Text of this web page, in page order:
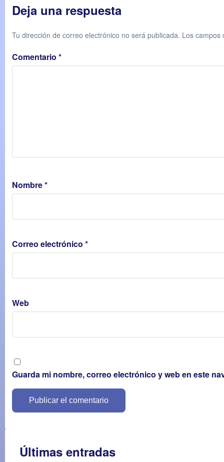
Deja una respuesta
Tu dirección de correo electrónico no será publicada. Los campos
Comentario *
Nombre*
Correo electrónico *
Web
Guarda mi nombre, correo electrónico y web en este
Últimas entradas